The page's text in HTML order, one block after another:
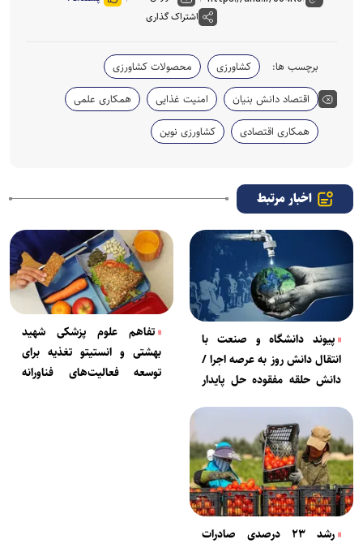
اشتراک گذاری
برچسب ها: کشاورزی
محصولات کشاورزی
اقتصاد دانش بنیان
امنیت غذایی
همکاری علمی
همکاری اقتصادی
کشاورزی نوین
اخبار مرتبط
پیوند دانشگاه و صنعت با
انتقال دانش روز به عرصه اجرا /
دانش حلقه مفقوده حل پایدار
تفاهم علوم پزشکی شهید
بهشتی و انستیتو تغذیه برای
توسعه فعالیت‌های فناورانه
رشد ۲۳ درصدی صادرات